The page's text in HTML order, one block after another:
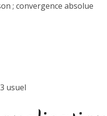
; convergence absolue
usuel